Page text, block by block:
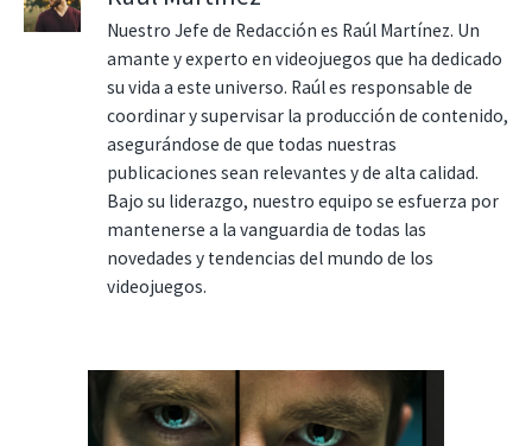
Nuestro Jefe de Redacción es Raúl Martínez. Un
amante y experto en videojuegos que ha dedicado
su vida a este universo. Raúl es responsable de
coordinar y supervisar la producción de contenido,
asegurándose de que todas nuestras
publicaciones sean relevantes y de alta calidad.
Bajo su liderazgo, nuestro equipo se esfuerza por
mantenerse a la vanguardia de todas las
novedades y tendencias del mundo de los
videojuegos.